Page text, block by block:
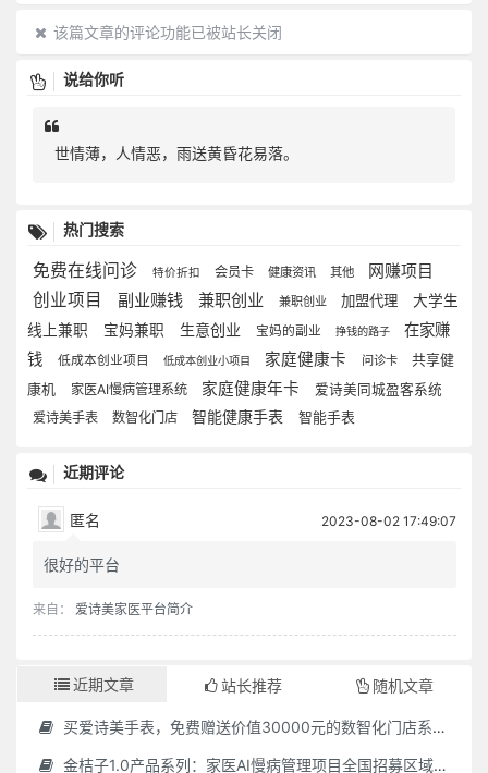
该篇文章的评论功能已被站长关闭
说给你听
世情薄，人情恶，雨送黄昏花易落。
热门搜索
免费在线问诊 特价折扣 会员卡 健康资讯 其他 网赚项目
创业项目 副业赚钱 兼职创业 兼职创业 加盟代理
大学生
线上兼职
宝妈兼职 生意创业 宝妈的副业 挣钱的路子
在家赚
钱
低成本创业项目 低成本创业小项目 家庭健康卡 问诊卡
共享健
康机
家医AI慢病管理系统 家庭健康年卡
爱诗美同城盈客系统
爱诗美手表
数智化门店 智能健康手表 智能手表
近期评论
匿名 2023-08-02 17:49:07
很好的平台
来自： 爱诗美家医平台简介
近期文章 站长推荐 随机文章
买爱诗美手表，免费赠送价值30000元的数智化门店系统一套（含硬件）
金桔子1.0产品系列：家医AI慢病管理项目全国招募区域合伙人，低投入，高回报，长收益